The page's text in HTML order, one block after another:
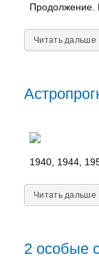
Продолжение.
Читать
1940, 1944,
Читать
2 особые